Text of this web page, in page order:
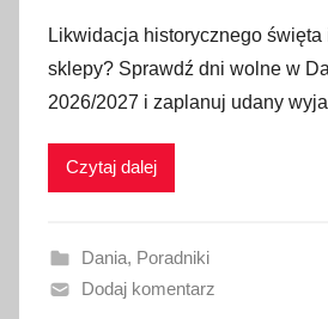
u
b
l
i
a
n
Likwidacja historycznego święta
sklepy? Sprawdź dni wolne w
2026/2027 i zaplanuj udany
Czytaj dalej
Dania, Poradniki
Dodaj komentarz